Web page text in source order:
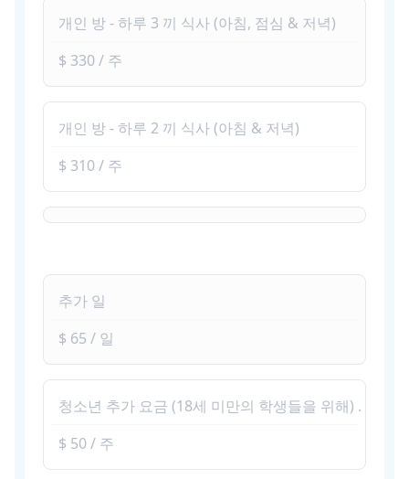
개인 방 - 하루 3 끼 식사 (아침, 점심 & 저녁)
$ 330 / 주
개인 방 - 하루 2 끼 식사 (아침 & 저녁)
$ 310 / 주
추가 일
$ 65 / 일
청소년 추가 요금 (18세 미만의 학생들을 위해) .
$ 50 / 주